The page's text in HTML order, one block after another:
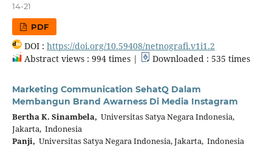
14-21
PDF
DOI : https://doi.org/10.59408/netnografi.v1i1.2
Abstract views : 994 times |
Downloaded : 535 times
Marketing Communication SehatQ Dalam
Membangun Brand Awarness Di Media Instagram
Bertha K. Sinambela, Universitas Satya Negara Indonesia,
Jakarta, Indonesia
Panji, Universitas Satya Negara Indonesia, Jakarta, Indonesia